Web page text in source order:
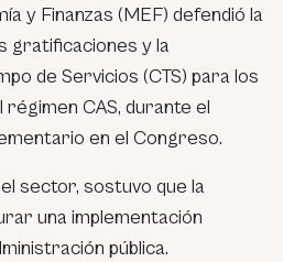
y Finanzas (MEF) defendió la
gratificaciones y la
de Servicios (CTS) para los
CAS, durante el
en el Congreso.
sector, sostuvo que la
una implementación
pública.